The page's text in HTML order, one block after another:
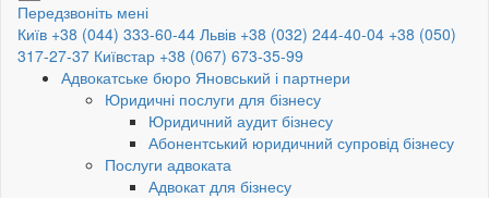
Передзвоніть мені
Київ +38 (044) 333-60-44 Львів +38 (032) 244-40-04 +38 (050)
317-27-37 Київстар +38 (067) 673-35-99
Адвокатське бюро Яновський і партнери
Юридичні послуги для бізнесу
Юридичний аудит бізнесу
Абонентський юридичний супровід бізнесу
Послуги адвоката
Адвокат для бізнесу